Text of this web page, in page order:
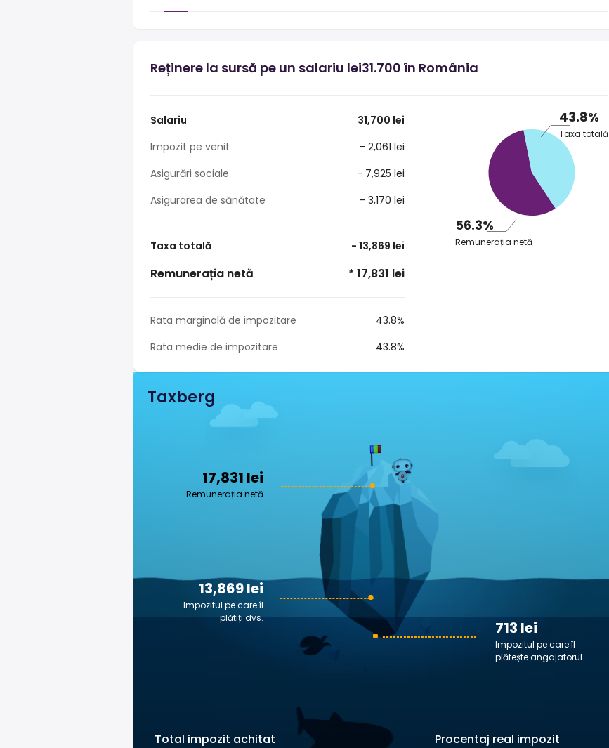
Reținere la sursă pe un salariu lei31.700 în România
Salariu
31,700 lei
Impozit pe venit
- 2,061 lei
Asigurări sociale
- 7,925 lei
Asigurarea de sănătate
- 3,170 lei
Taxa totală - 13,869 lei
Remunerația netă * 17,831 lei
Rata marginală de impozitare
43.8%
Rata medie de impozitare
43.8%
43.8%
Taxa totală
56.3%
Remunerația netă
Taxberg
17,831 lei
Remunerația netă
713 lei
Impozitul pe care îl
plătește angajatorul
13,869 lei
Impozitul pe care îl
plătiți dvs.
Total impozit achitat Procentaj real impozit